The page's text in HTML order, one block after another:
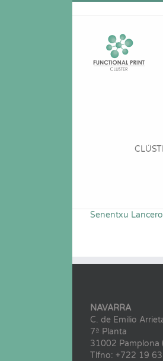
Senentxu
NAVARRA
C. de Emilio
7ª Planta
31002 Pamplona
Tlfno: +722 19